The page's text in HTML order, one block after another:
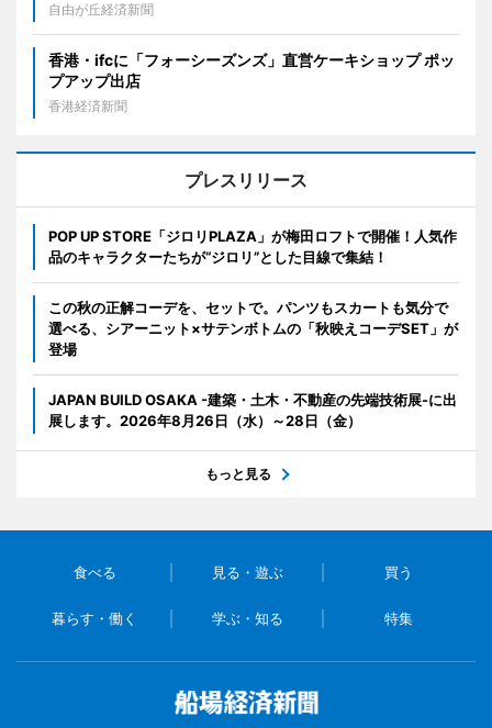
自由が丘経済新聞
香港・ifcに「フォーシーズンズ」直営ケーキショップ ポッ
プアップ出店
香港経済新聞
プレスリリース
POP UP STORE「ジロリPLAZA」が梅田ロフトで開催！人気作
品のキャラクターたちが“ジロリ”とした目線で集結！
この秋の正解コーデを、セットで。パンツもスカートも気分で
選べる、シアーニット×サテンボトムの「秋映えコーデSET」が
登場
JAPAN BUILD OSAKA -建築・土木・不動産の先端技術展-に出
展します。2026年8月26日（水）～28日（金）
もっと見る
食べる 見る・遊ぶ 買う
暮らす・働く 学ぶ・知る 特集